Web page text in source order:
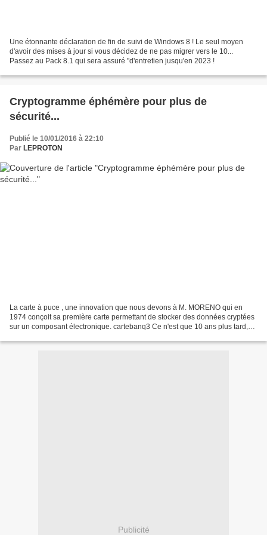
Une étonnante déclaration de fin de suivi de Windows 8 ! Le seul moyen
d'avoir des mises à jour si vous décidez de ne pas migrer vers le 10...
Passez au Pack 8.1 qui sera assuré "d'entretien jusqu'en 2023 !
Cryptogramme éphémère pour plus de
sécurité...
Publié le 10/01/2016 à 22:10
Par LEPROTON
La carte à puce , une innovation que nous devons à M. MORENO qui en
1974 conçoit sa première carte permettant de stocker des données cryptées
sur un composant électronique. cartebanq3 Ce n'est que 10 ans plus tard,
Publicité